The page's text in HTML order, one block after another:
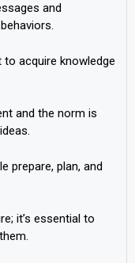
and
to acquire knowledge
and the norm is
prepare, plan, and
it’s essential to